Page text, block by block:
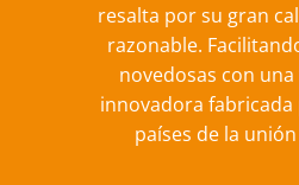
resalta por su gran
razonable.
novedosas con
innovadora
países de la